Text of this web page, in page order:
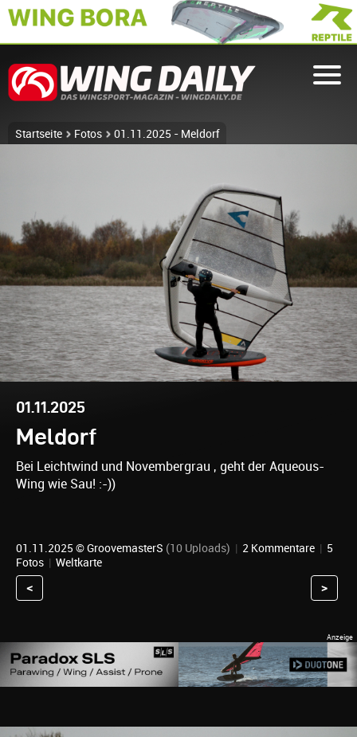
Startseite Fotos 01.11.2025 - Meldorf
01.11.2025
Meldorf
Bei Leichtwind und Novembergrau , geht der Aqueous-
Wing wie Sau! :-))
01.11.2025 ©GroovemasterS (10 Uploads) | 2 Kommentare | 5
Fotos | Weltkarte
< >